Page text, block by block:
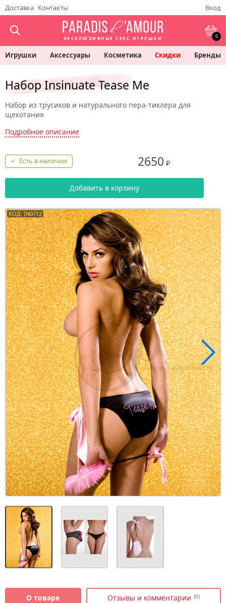
Доставка Контакты Вход
ЭКСКЛЮЗИВНЫЕ СЕКС ИГРУШКИ 0
Игрушки Аксессуары Косметика Скидки Бренды
Набор Insinuate Tease Me
Набор из трусиков и натурального пера-тиклера для
щекотания
Подробное описание
2650 ₽
Есть в наличии
Добавить в корзину
КОД: IN0712
О товаре Отзывы и комментарии (0)